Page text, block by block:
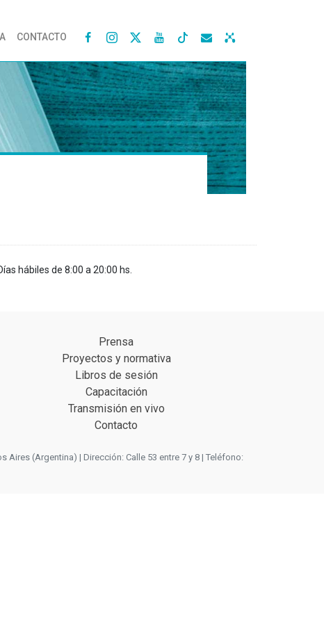
CONTACTO    
hábiles de 8:00 a 20:00 hs.
Prensa
Proyectos y normativa
Libros de sesión
Capacitación
Transmisión en vivo
Contacto
(Argentina) | Dirección: Calle 53 entre 7 y 8 | Teléfono: